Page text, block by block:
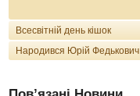
Всесвітній день кішок
Народився Юрій Федькович